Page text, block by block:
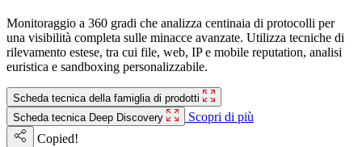
Monitoraggio a 360 gradi che analizza centinaia di protocolli per
una visibilità completa sulle minacce avanzate. Utilizza tecniche di
rilevamento estese, tra cui file, web, IP e mobile reputation, analisi
euristica e sandboxing personalizzabile.
Scheda tecnica della famiglia di prodotti
Scheda tecnica Deep Discovery
Scopri di più
Copied!